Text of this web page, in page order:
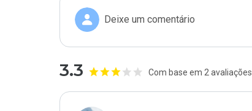
Deixe um comentário
3.3 Com base em 2 avaliações